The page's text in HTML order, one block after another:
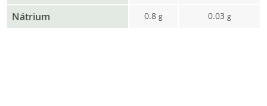
Nátrium 0.8 g 0.03 g